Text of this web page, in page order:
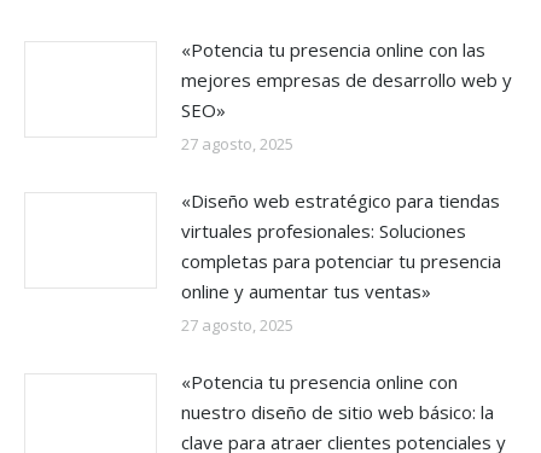
«Potencia tu presencia online con las
mejores empresas de desarrollo web y
SEO»
27 agosto, 2025
«Diseño web estratégico para tiendas
virtuales profesionales: Soluciones
completas para potenciar tu presencia
online y aumentar tus ventas»
27 agosto, 2025
«Potencia tu presencia online con
nuestro diseño de sitio web básico: la
clave para atraer clientes potenciales y